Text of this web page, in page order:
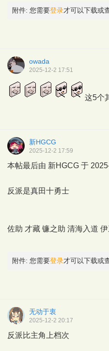
附件: 您需要登录才可以下载或
owada
2025-12-2 17:51
这5个
新HGCG
2025-12-2 17:59
本帖最后由 新HGCG 于
反派是真田十勇士
佐助 才藏 镰之助 清海入道
附件: 您需要登录才可以下载或
无动于衷
2025-12-2 20:17
反派比主角上档次